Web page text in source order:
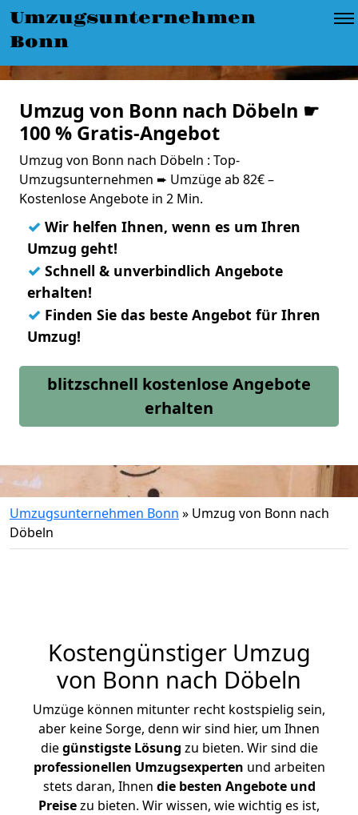
Umzugsunternehmen
Bonn
Umzug von Bonn nach Döbeln ☛
100 % Gratis-Angebot
Umzug von Bonn nach Döbeln : Top-
Umzugsunternehmen ➨ Umzüge ab 82€ –
Kostenlose Angebote in 2 Min.
✓ Wir helfen Ihnen, wenn es um Ihren
Umzug geht!
✓ Schnell & unverbindlich Angebote
erhalten!
✓ Finden Sie das beste Angebot für Ihren
Umzug!
blitzschnell kostenlose Angebote
erhalten
Umzugsunternehmen Bonn » Umzug von Bonn nach
Döbeln
Kostengünstiger Umzug
von Bonn nach Döbeln
Umzüge können mitunter recht kostspielig sein,
aber keine Sorge, denn wir sind hier, um Ihnen
diegünstigste Lösung zu bieten. Wir sind die
professionellen Umzugsexperten und arbeiten
stets daran, Ihnen die besten Angebote und
Preisezu bieten. Wir wissen, wie wichtig es ist,